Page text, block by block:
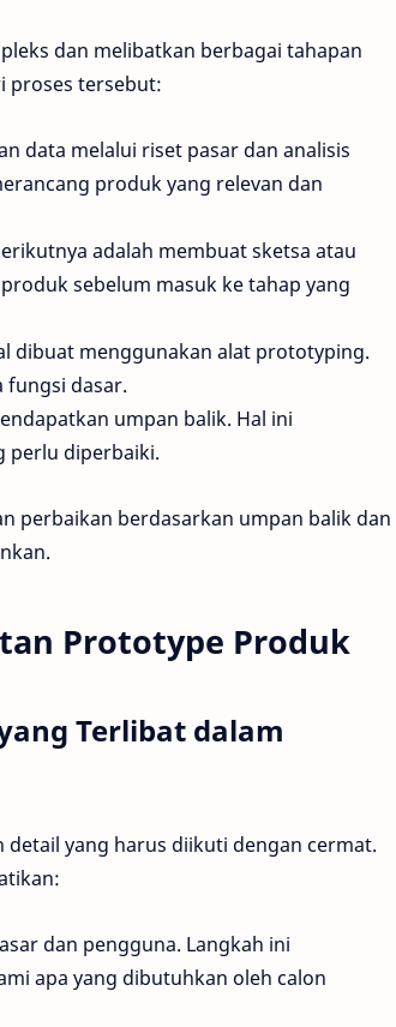
dan melibatkan berbagai tahapan
proses tersebut:
data melalui riset pasar dan analisis
produk yang relevan dan
adalah membuat sketsa atau
sebelum masuk ke tahap yang
dibuat menggunakan alat prototyping.
fungsi dasar.
umpan balik. Hal ini
perlu diperbaiki.
perbaikan berdasarkan umpan balik dan
Prototype Produk
Terlibat dalam
yang harus diikuti dengan cermat.
dan pengguna. Langkah ini
apa yang dibutuhkan oleh calon